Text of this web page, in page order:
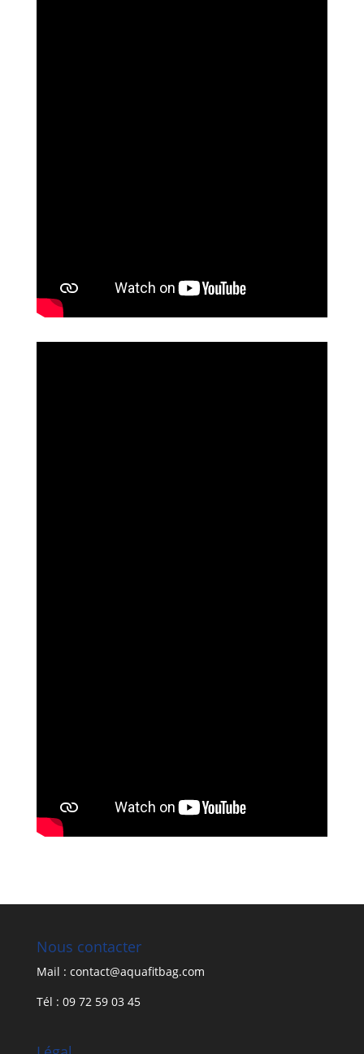
Nous contacter
Mail : contact@aquafitbag.com
Tél : 09 72 59 03 45